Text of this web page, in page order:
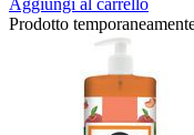
Aggiungi al carrello
Prodotto